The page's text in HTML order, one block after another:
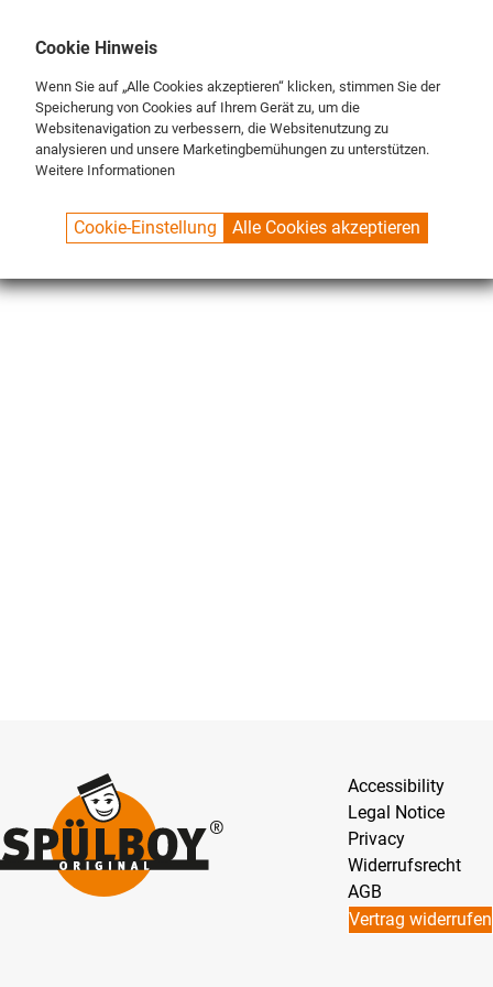
SPUELBOY.DE SHOP ECO LINE BRUSHES MIDDLE BRUSHES
Accessibility
Legal Notice
Privacy
Widerrufsrecht
AGB
Vertrag widerrufen
Cookie Hinweis
Wenn Sie auf „Alle Cookies akzeptieren“ klicken, stimmen Sie der
Speicherung von Cookies auf Ihrem Gerät zu, um die
Websitenavigation zu verbessern, die Websitenutzung zu
analysieren und unsere Marketingbemühungen zu unterstützen.
Weitere Informationen
Cookie-Einstellung Alle Cookies akzeptieren